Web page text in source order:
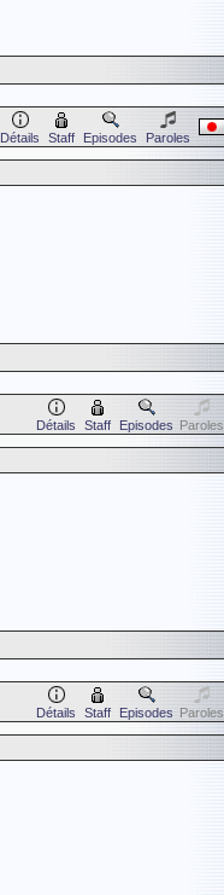
Détails Staff Episodes Paroles
Détails Staff Episodes Paroles
Détails Staff Episodes Paroles